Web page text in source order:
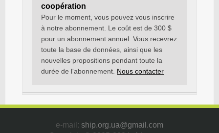
coopération
Pour le moment, vous pouvez vous inscrire
à notre abonnement. Le coût est de 300 $
pour un abonnement annuel. Vous recevrez
toute la base de données, ainsi que les
nouvelles propositions pendant toute la
durée de l'abonnement. Nous contacter
e-mail: ship.org.ua@gmail.com